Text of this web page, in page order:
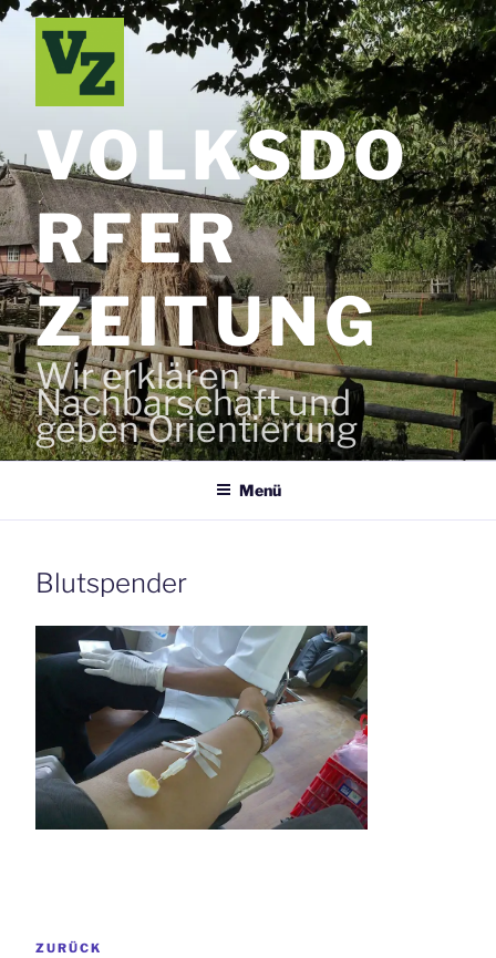
Zum
Inhalt
springen
VOLKSDO
RFER
ZEITUNG
Wir erklären
Nachbarschaft und
geben Orientierung
Menü
Blutspender
Vorheriger
ZURÜCK